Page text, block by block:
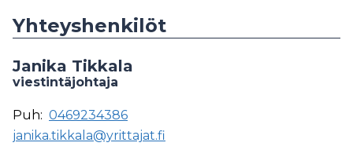
Yhteyshenkilöt
Janika Tikkala
viestintäjohtaja
Puh: 0469234386
janika.tikkala@yrittajat.fi